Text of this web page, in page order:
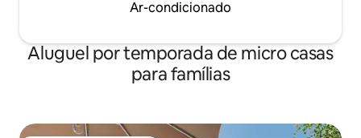
Ar-condicionado
Aluguel por temporada de micro casas
para famílias